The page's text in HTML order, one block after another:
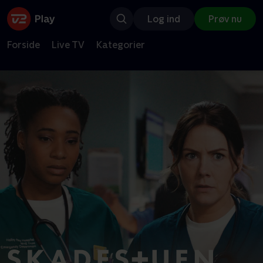
Log ind Prøv nu
Forside Live TV Kategorier